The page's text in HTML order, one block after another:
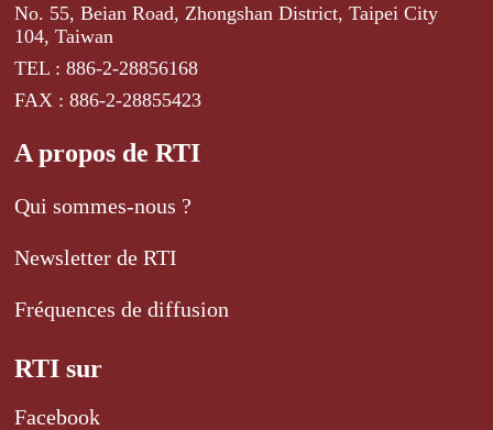
No. 55, Beian Road, Zhongshan District, Taipei City
104, Taiwan
TEL : 886-2-28856168
FAX : 886-2-28855423
A propos de RTI
Qui sommes-nous ?
Newsletter de RTI
Fréquences de diffusion
RTI sur
Facebook